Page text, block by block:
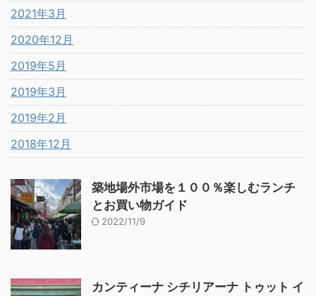
2021年3月
2020年12月
2019年5月
2019年3月
2019年2月
2018年12月
築地場外市場を１００％楽しむランチ
とお買い物ガイド
2022/11/9
カンティーナ シチリアーナ トゥット イ